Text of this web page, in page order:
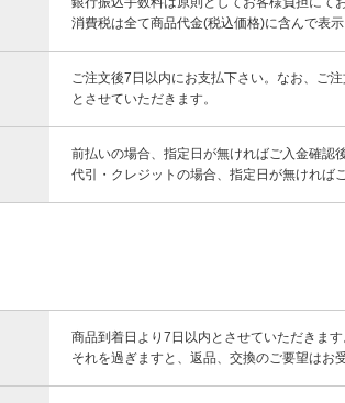
消費税は全て商品代金(税込価格)に含んで表示
ご注文後7日以内にお支払下さい。なお、ご
とさせていただきます。
前払いの場合、指定日が無ければご入金確認
代引・クレジットの場合、指定日が無ければ
商品到着日より7日以内とさせていただきます
それを過ぎますと、返品、交換のご要望はお